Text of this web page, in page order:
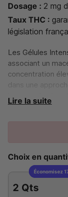
Dosage : 2 mg
Taux THC :
législation
Les Gélules
associant un
concentration
dans une
ceux recherchant
Lire la suite
Choix en
Économisez
2 Qts